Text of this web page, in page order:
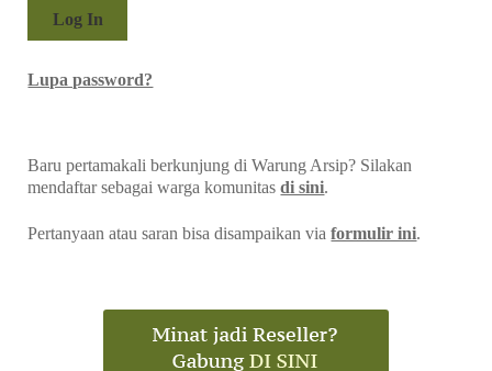
Lupa password?
Baru pertamakali berkunjung di Warung Arsip? Silakan
mendaftar sebagai warga komunitasdi sini.
Pertanyaan atau saran bisa disampaikan viaformulir ini.